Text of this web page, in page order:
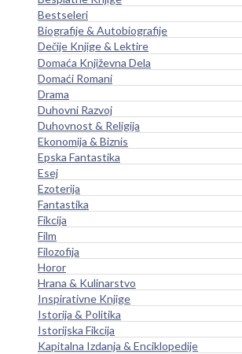
Bestseleri
Biografije & Autobiografije
Dečije Knjige & Lektire
Domaća Književna Dela
Domaći Romani
Drama
Duhovni Razvoj
Duhovnost & Religija
Ekonomija & Biznis
Epska Fantastika
Esej
Ezoterija
Fantastika
Fikcija
Film
Filozofija
Horor
Hrana & Kulinarstvo
Inspirativne Knjige
Istorija & Politika
Istorijska Fikcija
Kapitalna Izdanja & Enciklopedije